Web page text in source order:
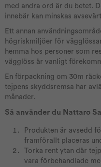
med andra ord är du betet.
innebär kan minskas
Ett annan
högriskmiljöer för
hemma hos personer som
vägglöss är vanligt
En förpackning om 30m
tejpens skyddsremsa har
månader.
Så använder du Nattaro
Produkten är avsedd
framförallt placeras
Torka rent ytan där
vara förbehandlade